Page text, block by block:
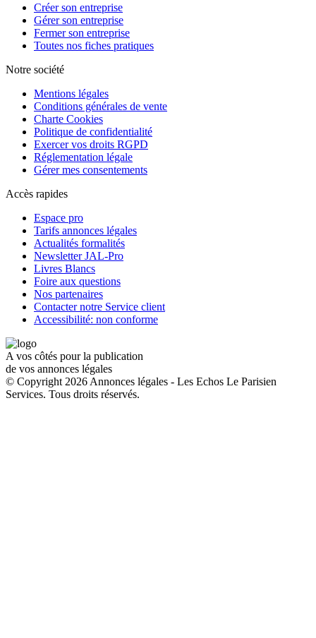
Créer son entreprise
Gérer son entreprise
Fermer son entreprise
Toutes nos fiches pratiques
Notre société
Mentions légales
Conditions générales de vente
Charte Cookies
Politique de confidentialité
Exercer vos droits RGPD
Réglementation légale
Gérer mes consentements
Accès rapides
Espace pro
Tarifs annonces légales
Actualités formalités
Newsletter JAL-Pro
Livres Blancs
Foire aux questions
Nos partenaires
Contacter notre Service client
Accessibilité: non conforme
A vos côtés pour la publication
de vos annonces légales
© Copyright 2026 Annonces légales - Les Echos Le Parisien
Services. Tous droits réservés.